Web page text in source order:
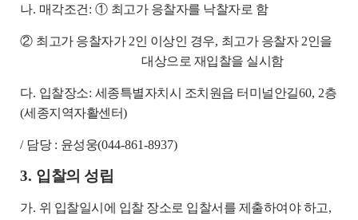
나. 매각조건 : ① 최고가 응찰자를 낙찰자로 함
② 최고가 응찰자가 2인 이상인 경우, 최고가 응찰자 2인을
대상으로 재입찰을 실시함
다. 입찰장소: 세종특별자치시 조치원읍 터미널안길60, 2층
(세종지역자활센터)
/ 담당 : 윤성웅(044-861-8937)
3. 입찰의 성립
가. 위 입찰일시에 입찰 장소로 입찰서를 제출하여야 하고,